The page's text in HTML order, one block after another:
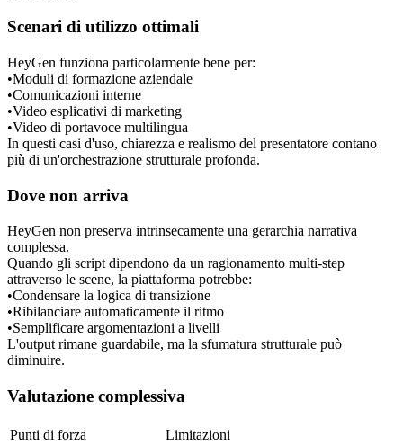
Scenari di utilizzo ottimali
HeyGen funziona particolarmente bene per:
•Moduli di formazione aziendale
•Comunicazioni interne
•Video esplicativi di marketing
•Video di portavoce multilingua
In questi casi d'uso, chiarezza e realismo del presentatore contano
più di un'orchestrazione strutturale profonda.
Dove non arriva
HeyGen non preserva intrinsecamente una gerarchia narrativa
complessa.
Quando gli script dipendono da un ragionamento multi-step
attraverso le scene, la piattaforma potrebbe:
•Condensare la logica di transizione
•Ribilanciare automaticamente il ritmo
•Semplificare argomentazioni a livelli
L'output rimane guardabile, ma la sfumatura strutturale può
diminuire.
Valutazione complessiva
Punti di forza
Limitazioni